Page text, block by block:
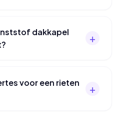
dakkapel
voor een rieten